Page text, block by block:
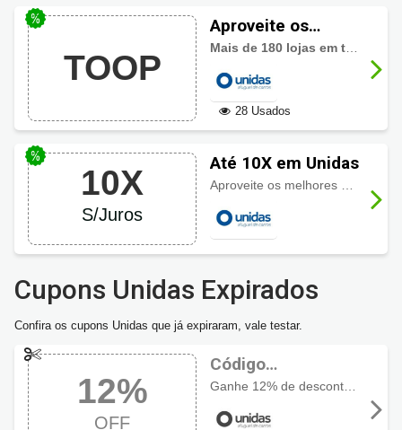
TOOP
Aproveite os
melhores
descontos Unidas
28 Usados
10X
S/Juros
Até 10X em Unidas
Cupons Unidas Expirados
Confira os cupons Unidas que já expiraram, vale testar.
12%
OFF
Código
promocional
Unidas com 12%